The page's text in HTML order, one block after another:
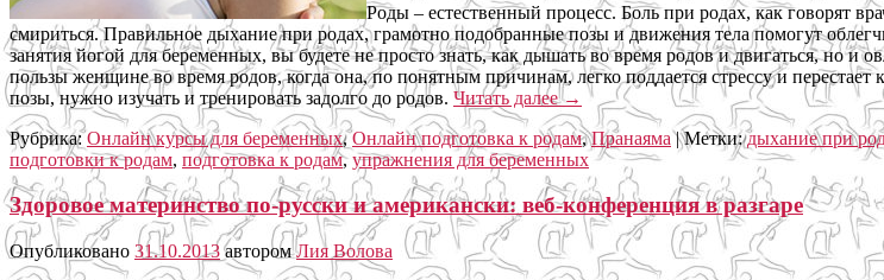
Роды – естественный процесс. Боль при родах, как говорят
смириться. Правильное дыхание при родах, грамотно подобранные позы и движения тела помогут
занятия йогой для беременных, вы будете не просто знать, как дышать во время родов и двигаться, но
пользы женщине во время родов, когда она, по понятным причинам, легко поддается стрессу и
позы, нужно изучать и тренировать задолго до родов. Читать далее→
Рубрика: Онлайн курсы для беременных,Онлайн подготовка к родам,Пранаяма |Метки: дыхание при
подготовки к родам, подготовка к родам,упражнения для беременных
Здоровое материнство по-русски и американски: веб-конференция в разгаре
Опубликовано 31.10.2013 авторомЛия Волова